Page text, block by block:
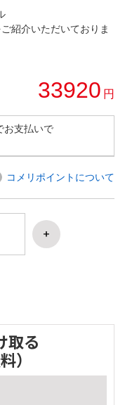
紹介いただいておりま
33920 円
お支払いで
コメリポイントについて
取る
）